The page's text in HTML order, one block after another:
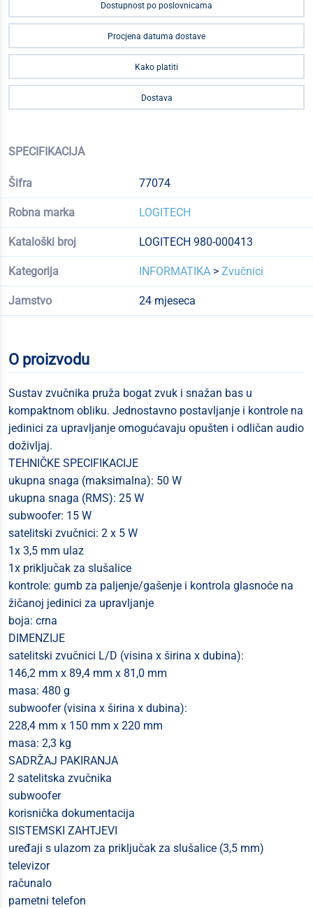
Dostupnost po poslovnicama
Procjena datuma dostave
Kako platiti
Dostava
SPECIFIKACIJA
Šifra 77074
Robna marka LOGITECH
Kataloški broj LOGITECH 980-000413
Kategorija INFORMATIKA> Zvučnici
Jamstvo 24 mjeseca
O proizvodu
Sustav zvučnika pruža bogat zvuk i snažan bas u
kompaktnom obliku. Jednostavno postavljanje i kontrole na
jedinici za upravljanje omogućavaju opušten i odličan audio
doživljaj.
TEHNIČKE SPECIFIKACIJE
ukupna snaga (maksimalna): 50 W
ukupna snaga (RMS): 25 W
subwoofer: 15 W
satelitski zvučnici: 2 x 5 W
1x 3,5 mm ulaz
1x priključak za slušalice
kontrole: gumb za paljenje/gašenje i kontrola glasnoće na
žičanoj jedinici za upravljanje
boja: crna
DIMENZIJE
satelitski zvučnici L/D (visina x širina x dubina):
146,2 mm x 89,4 mm x 81,0 mm
masa: 480 g
subwoofer (visina x širina x dubina):
228,4 mm x 150 mm x 220 mm
masa: 2,3 kg
SADRŽAJ PAKIRANJA
2 satelitska zvučnika
subwoofer
korisnička dokumentacija
SISTEMSKI ZAHTJEVI
uređaji s ulazom za priključak za slušalice (3,5 mm)
televizor
računalo
pametni telefon